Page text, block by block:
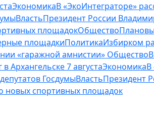
ЭкономикаВ «ЭкоИнтеграторе»
ВластьПрезидент России
площадокОбщество
площадкиПолитикаИзбирком
«гаражной амнистии» Общество
Архангельске 7 августаЭкономикаВ
ГосдумыВластьПрезидент
новых спортивных площадок